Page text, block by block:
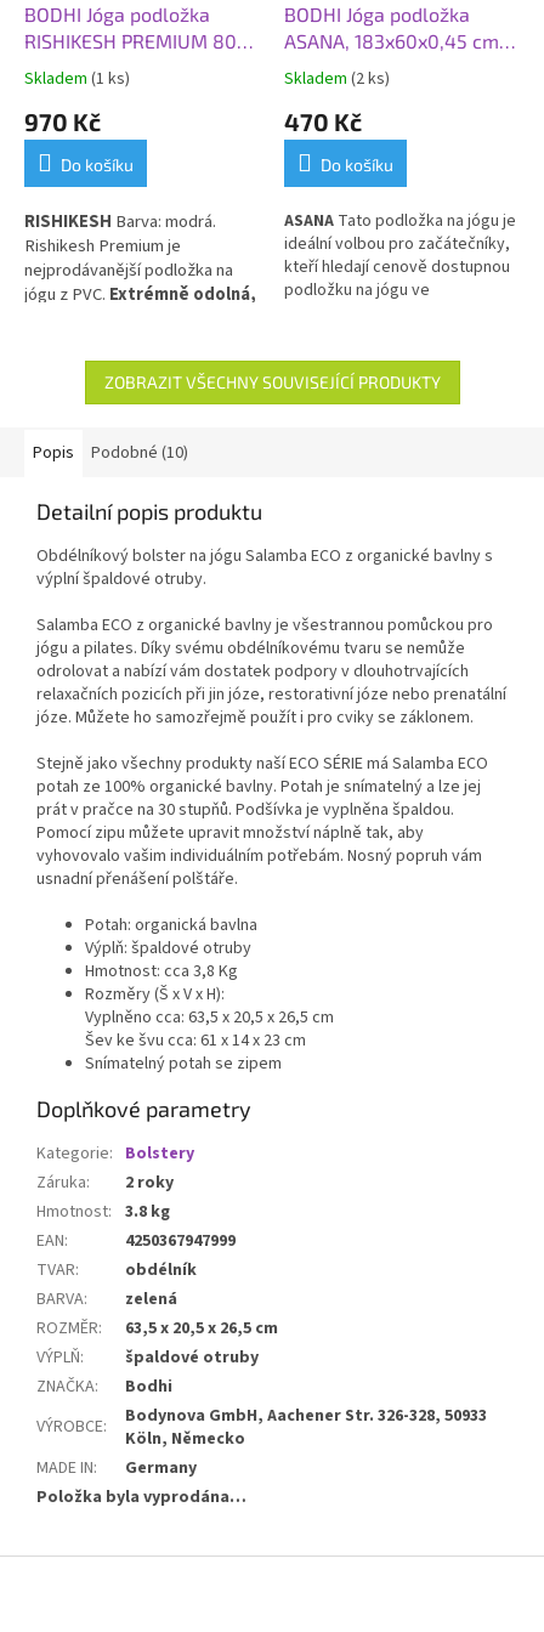
BODHI Jóga podložka
RISHIKESH PREMIUM 80
XL, 200x80x0,45 cm,
Skladem (1 ks)
970 Kč
Do košíku
RISHIKESH Barva: modrá.
Rishikesh Premium je
nejprodávanější podložka na
jógu z PVC. Extrémně odolná,
BODHI Jóga podložka
ASANA, 183x60x0,45 cm,
stříbrný mrak
Skladem (2 ks)
470 Kč
Do košíku
ASANA Tato podložka na jógu je
ideální volbou pro začátečníky,
kteří hledají cenově dostupnou
podložku na jógu ve
protiskluzová, vhodná pro
prakticky všechny styly cvičení
a pro každodenní použití.
ZOBRAZIT VŠECHNY SOUVISEJÍCÍ PRODUKTY
Popis Podobné (10)
Detailní popis produktu
Obdélníkový bolsterna jógu Salamba ECO z organické bavlny s
výplní špaldové otruby.
Salamba ECO z organické bavlny je všestrannou pomůckou pro
jógu a pilates. Díky svému obdélníkovému tvaru se nemůže
odrolovat a nabízí vám dostatek podpory v dlouhotrvajících
relaxačních pozicích při jin józe, restorativní józe nebo prenatální
józe. Můžete ho samozřejmě použít i pro cviky se záklonem.
Stejně jako všechny produkty naší ECO SÉRIE má Salamba ECO
potah ze 100% organické bavlny. Potah je snímatelný a lze jej
prát v pračce na 30 stupňů. Podšívka je vyplněna špaldou.
Pomocí zipu můžete upravit množství náplně tak, aby
vyhovovalo vašim individuálním potřebám. Nosný popruh vám
usnadní přenášení polštáře.
Potah: organická bavlna
Výplň: špaldové otruby
Hmotnost: cca 3,8 Kg
Rozměry (Š x V x H):
Vyplněno cca: 63,5 x 20,5 x 26,5 cm
Šev ke švu cca: 61 x 14 x 23 cm
Snímatelný potah se zipem
Doplňkové parametry
Kategorie: Bolstery
Záruka:
2 roky
Hmotnost: 3.8 kg
EAN:
4250367947999
TVAR:
obdélník
BARVA:
zelená
ROZMĚR:
63,5 x 20,5 x 26,5 cm
VÝPLŇ:
špaldové otruby
ZNAČKA:
Bodhi
VÝROBCE:
Bodynova GmbH, Aachener Str. 326-328, 50933
Köln, Německo
MADE IN:
Germany
Položka byla vyprodána…